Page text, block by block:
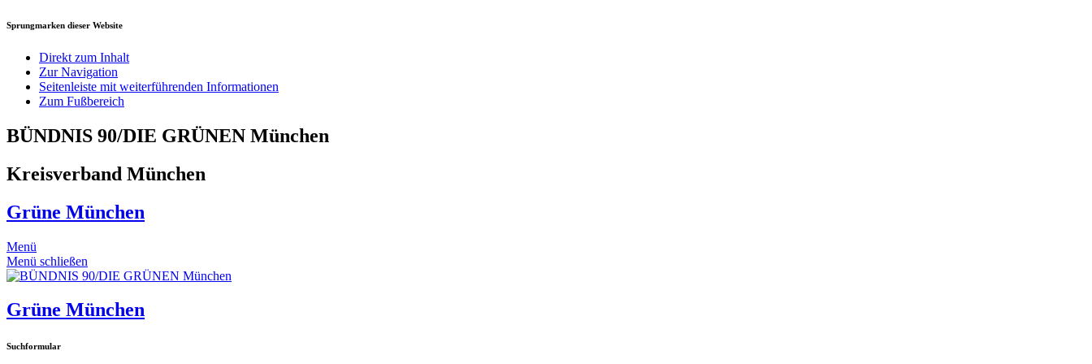
Sprungmarken dieser Website
Direkt zum Inhalt
Zur Navigation
Seitenleiste mit weiterführenden Informationen
Zum Fußbereich
BÜNDNIS 90/DIE GRÜNEN München
Kreisverband München
Grüne München
Menü
Menü schließen
Grüne München
Suchformular